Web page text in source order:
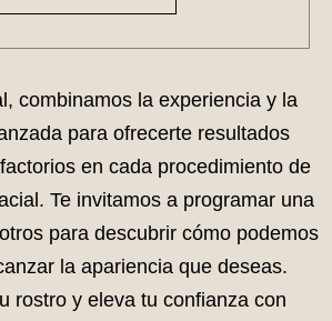
combinamos la experiencia y la
para ofrecerte resultados
en cada procedimiento de
Te invitamos a programar una
para descubrir cómo podemos
la apariencia que deseas.
rostro y eleva tu confianza con